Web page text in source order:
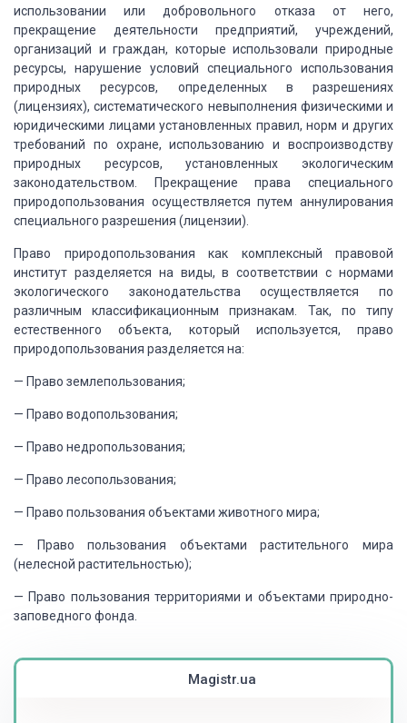
использовании или добровольного отказа от него,
прекращение деятельности предприятий, учреждений,
организаций и граждан, которые использовали природные
ресурсы, нарушение условий специального использования
природных ресурсов, определенных в разрешениях
(лицензиях), систематического невыполнения физическими и
юридическими лицами установленных правил, норм и других
требований по охране, использованию и воспроизводству
природных ресурсов, установленных экологическим
законодательством. Прекращение права специального
природопользования осуществляется путем аннулирования
специального разрешения (лицензии).
Право природопользования как комплексный правовой
институт разделяется на виды, в соответствии с нормами
экологического законодательства осуществляется по
различным классификационным признакам. Так, по типу
естественного объекта, который используется, право
природопользования разделяется на:
— Право землепользования;
— Право водопользования;
— Право недропользования;
— Право лесопользования;
— Право пользования объектами животного мира;
— Право пользования объектами растительного мира
(нелесной растительностью);
— Право пользования территориями и объектами природно-
заповедного фонда.
Magistr.ua